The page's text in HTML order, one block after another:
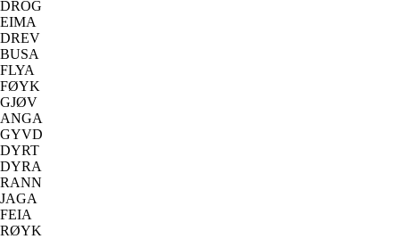
DROG
EIMA
DREV
BUSA
FLYA
FØYK
GJØV
ANGA
GYVD
DYRT
DYRA
RANN
JAGA
FEIA
RØYK